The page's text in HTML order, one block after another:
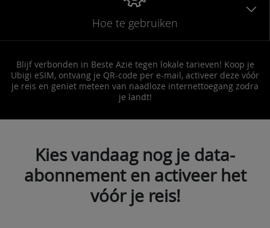
Hoe te gebruiken
Blijf verbonden in Beste Azië tegen lokale tarieven! Koop je
Ubigi eSIM, ontvang je QR-code per e-mail, activeer deze vóór
je reis en geniet meteen van naadloze internettoegang zodra
je landt!
Kies vandaag nog je data-
abonnement en activeer het
vóór je reis!